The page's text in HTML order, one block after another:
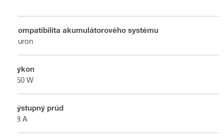
Kompatibilita akumulátorového systému
Nuron
Výkon
450 W
Výstupný prúd
18 A